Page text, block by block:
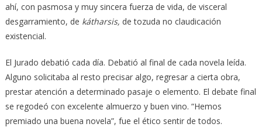
ahí, con pasmosa y muy sincera fuerza de vida, de visceral
desgarramiento, de kátharsis, de tozuda no claudicación
existencial.
El Jurado debatió cada día. Debatió al final de cada novela leída.
Alguno solicitaba al resto precisar algo, regresar a cierta obra,
prestar atención a determinado pasaje o elemento. El debate final
se regodeó con excelente almuerzo y buen vino. “Hemos
premiado una buena novela”, fue el ético sentir de todos.